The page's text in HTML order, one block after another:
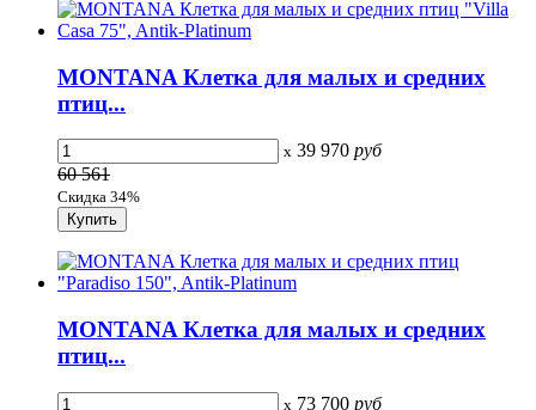
MONTANA Клетка для малых и средних
птиц...
x 39 970 руб
60 561
Скидка 34%
MONTANA Клетка для малых и средних
птиц...
x 73 700 руб